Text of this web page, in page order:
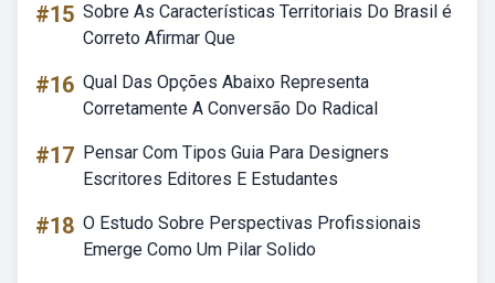
#15 Sobre As Características Territoriais Do Brasil é
Correto Afirmar Que
#16 Qual Das Opções Abaixo Representa
Corretamente A Conversão Do Radical
#17 Pensar Com Tipos Guia Para Designers
Escritores Editores E Estudantes
#18 O Estudo Sobre Perspectivas Profissionais
Emerge Como Um Pilar Solido